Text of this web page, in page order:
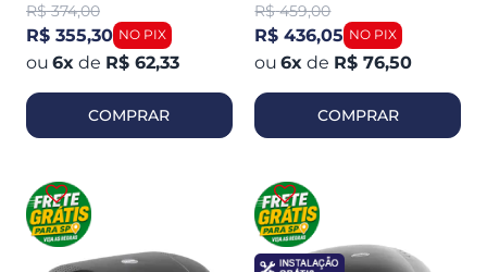
R$ 374,00
R$ 355,30
6x de R$ 62,33
COMPRAR
Traseiro
R$ 459,00
R$ 436,05
6x de R$ 76,50
COMPRAR